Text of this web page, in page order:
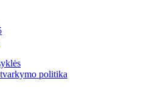
politika